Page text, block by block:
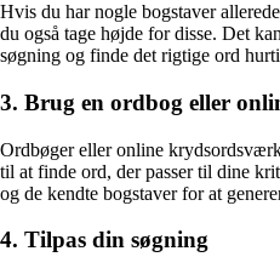
Hvis du har nogle bogstaver
du også tage højde for disse. Det
søgning og finde det rigtige ord
3. Brug en ordbog eller
Ordbøger eller online
til at finde ord, der passer til dine
og de kendte bogstaver for at
4. Tilpas din søgning